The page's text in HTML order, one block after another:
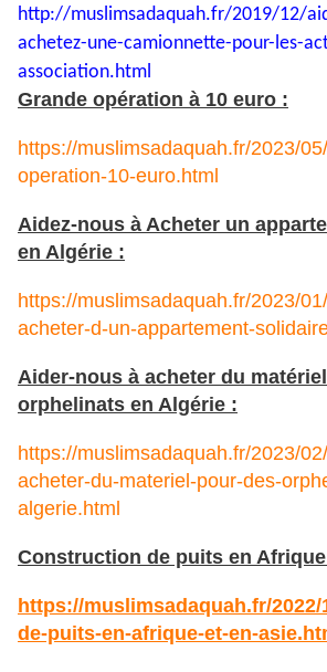
http://muslimsadaquah.fr/2019/12/
achetez-une-camionnette-pour-les-
association.html
Grande opération à 10 euro :
https://muslimsadaquah.fr/2023/
operation-10-euro.html
Aidez-nous à Acheter un
en Algérie :
https://muslimsadaquah.fr/2023/
acheter-d-un-appartement-
Aider-nous à acheter du
orphelinats en Algérie :
https://muslimsadaquah.fr/2023/
acheter-du-materiel-pour-des-
algerie.html
Construction de puits en
https://muslimsadaquah.fr/
de-puits-en-afrique-et-en-